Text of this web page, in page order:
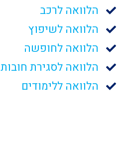
הלוואה לרכב
הלוואה לשיפוץ
הלוואה לחופשה
הלוואה לסגירת חובות
הלוואה ללימודים